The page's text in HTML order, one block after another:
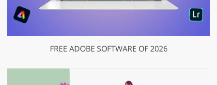
FREE ADOBE SOFTWARE OF 2026